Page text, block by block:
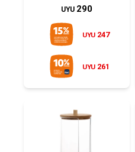
UYU 290
UYU 247
UYU 261